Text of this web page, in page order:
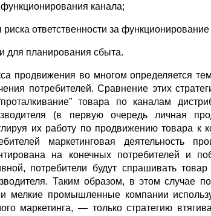
канала;
ответственности за функционирование
для планирования сбыта.
продвижения во многом определяется
потребителей. Сравнение этих
товара по каналам
(в первую очередь личная
их работу по продвижению товара к
маркетинговая деятельность
на конечных потребителей и
потребители будут спрашивать
Таким образом, в этом случае
мелкие промышленные компании
маркетинга, — только стратегию